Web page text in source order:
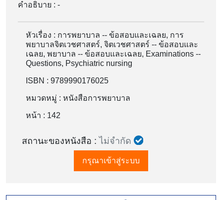
คำอธิบาย : -
หัวเรื่อง : การพยาบาล -- ข้อสอบและเฉลย, การ
พยาบาลจิตเวชศาสตร์, จิตเวชศาสตร์ -- ข้อสอบและ
เฉลย, พยาบาล -- ข้อสอบและเฉลย, Examinations --
Questions, Psychiatric nursing
ISBN : 9789990176025
หมวดหมู่ : หนังสือการพยาบาล
หน้า : 142
สถานะของหนังสือ : ไม่จำกัด
กรุณาเข้าสู่ระบบ